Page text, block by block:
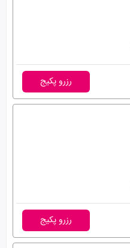
رزرو پکیج
رزرو پکیج